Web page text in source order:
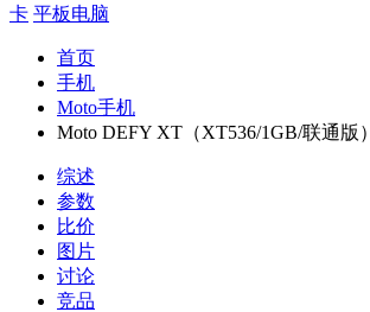
卡 平板电脑
首页
手机
Moto手机
Moto DEFY XT（XT536/1GB/联通版）
综述
参数
比价
图片
讨论
竞品